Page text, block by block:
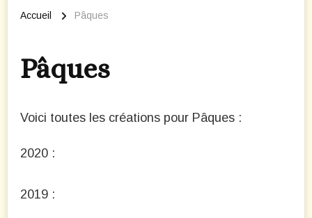
Accueil Pâques
Pâques
Voici toutes les créations pour Pâques :
2020 :
2019 :